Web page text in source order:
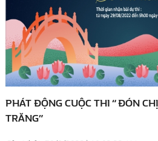
PHÁT ĐỘNG CUỘC THI “ ĐÓN
TRĂNG”